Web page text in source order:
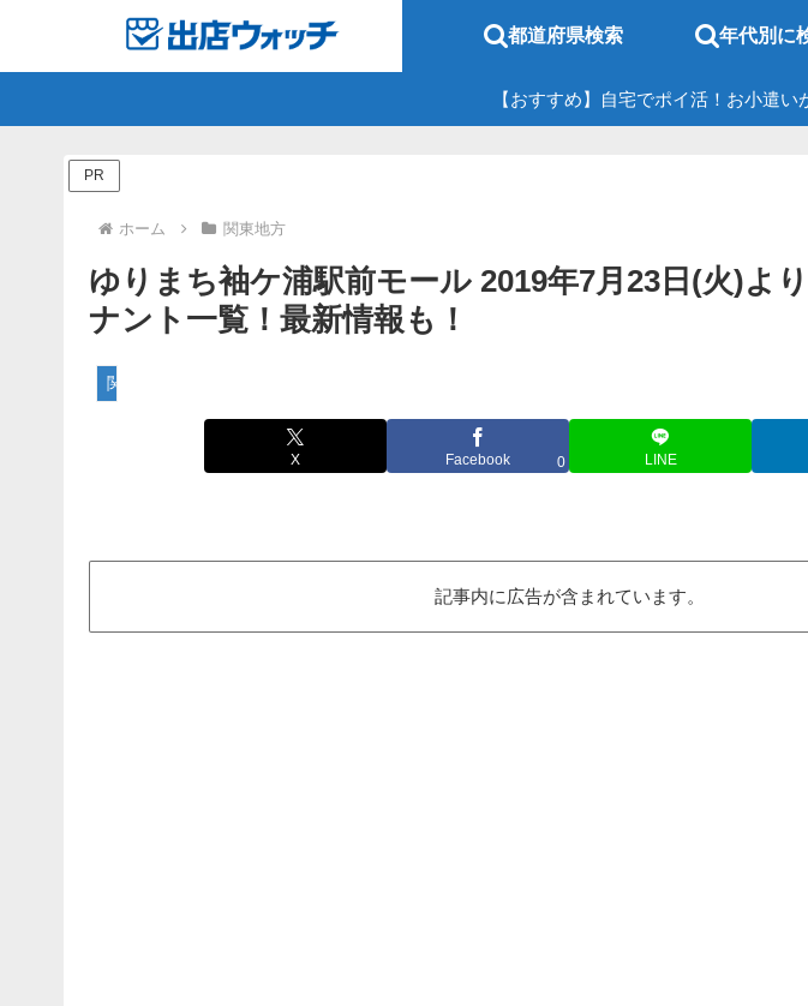
都道府県検索 年代別に
【おすすめ】自宅でポイ活！お小遣
PR
ホーム 関東地方
ゆりまち袖ケ浦駅前モール 2019年7月23日(火)よ
ナント一覧！最新情報も！
関東地方
X Facebook 0 LINE
記事内に広告が含まれています。